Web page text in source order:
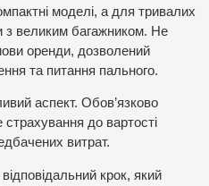
моделі, а для тривалих
з великим багажником. Не
оренди, дозволений
та питання пального.
аспект. Обов’язково
до вартості
витрат.
крок, який